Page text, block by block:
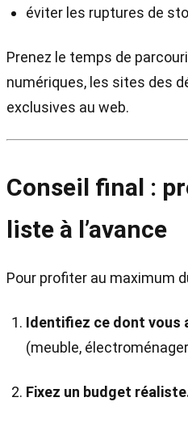
éviter les ruptures de
Prenez le temps de
numériques, les sites des
exclusives au web.
Conseil final :
liste à l’avance
Pour profiter au maximum
Identifiez ce dont vous
(meuble,
Fixez un budget